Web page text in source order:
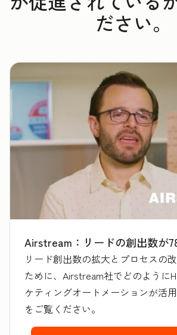
ださい。
Airstream：リードの創出数が
リード創出数の拡大とプロセスの
ために、Airstream社でどのように
ケティングオートメーションが活
をご覧ください。